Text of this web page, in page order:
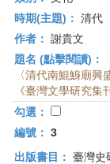
時期(主題)： 清代
作者： 謝貴文
題名 (點擊閱讀)：
〈清代南鯤鯓廟
《臺灣文學研究集
勾選：
編號： 3
出版書目： 臺灣史